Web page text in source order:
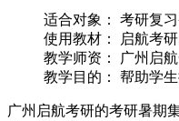
适合对象： 考研复
使用教材： 启航考
教学师资： 广州启
教学目的： 帮助学
广州启航考研的考研暑期